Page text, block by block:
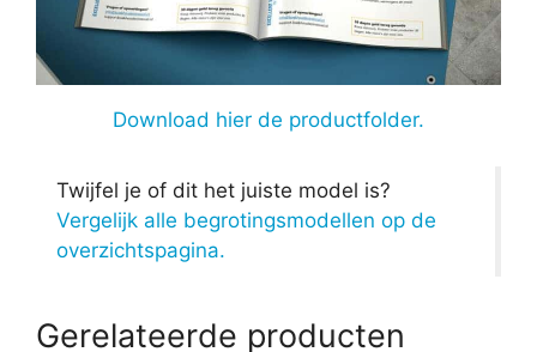
Download hier de productfolder.
Twijfel je of dit het juiste model is?
Vergelijk alle begrotingsmodellen op de
overzichtspagina.
Gerelateerde producten